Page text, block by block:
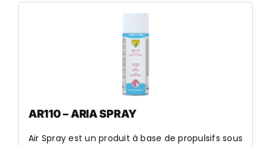
AR110 – ARIA SPRAY
Air Spray est un produit à base de propulsifs sous